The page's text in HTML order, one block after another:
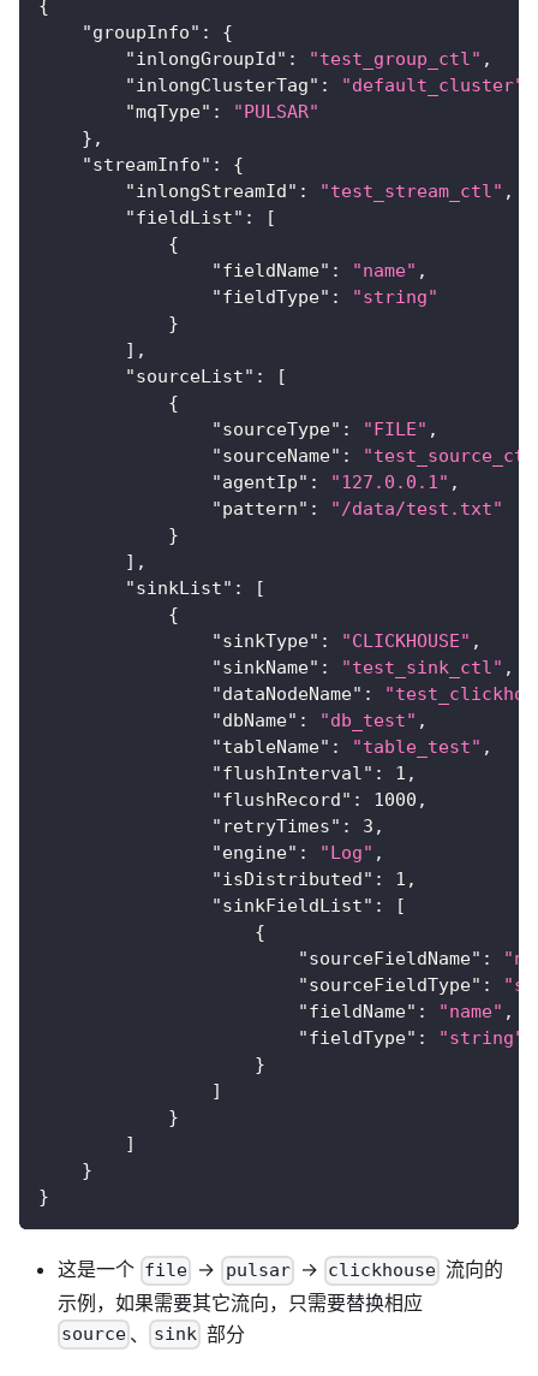
{
"groupInfo" :
{
"inlongGroupId" : "test_group_ctl" ,
"inlongClusterTag" : "default_cluster"
"mqType" :
"PULSAR"
} ,
"streamInfo" :
{
"inlongStreamId" : "test_stream_ctl" ,
"fieldList" :
[
{
"fieldName" : "name" ,
"fieldType" :
"string"
}
] ,
"sourceList" :
[
{
"sourceType" : "FILE" ,
"sourceName" :
"agentIp" : "127.0.0.1" ,
"pattern" :
"/data/test.txt"
}
] ,
"sinkList" :
[
{
"sinkType" : "CLICKHOUSE" ,
"sinkName" : "test_sink_ctl" ,
"dataNodeName" :
"dbName" : "db_test" ,
"tableName" : "table_test" ,
"flushInterval" : 1 ,
"flushRecord" : 1000 ,
"retryTimes" : 3 ,
"engine" : "Log" ,
"isDistributed" : 1 ,
"sinkFieldList" :
[
{
"sourceFieldName" :
"sourceFieldType" :
"fieldName" : "name" ,
"fieldType" :
"string"
}
]
}
]
}
}
这是一个 file → pulsar → clickhouse 流向的
示例，如果需要其它流向，只需要替换相应
source 、 sink 部分